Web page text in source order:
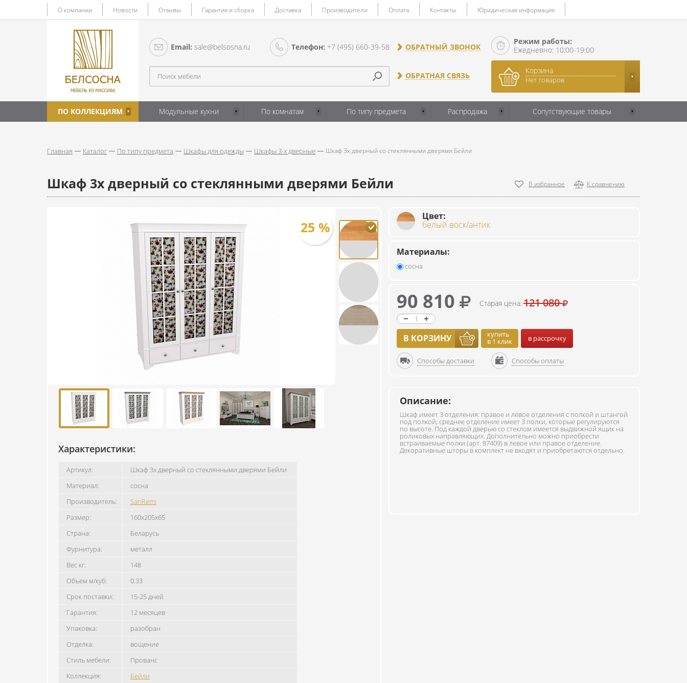
О компании Новости Отзывы Гарантия и сборка Доставка Производители Оплата Контакты Юридическая информация
Email: sale@belsosna.ru Телефон: +7 (495) 660-39-58 ОБРАТНЫЙ ЗВОНОК
ОБРАТНАЯ СВЯЗЬ
Режим работы:
Ежедневно: 10:00-19:00
Корзина
Нет товаров
ПО КОЛЛЕКЦИЯМ Модульные кухни По комнатам По типу предмета Распродажа Сопутствующие товары
Главная Каталог По типу предмета Шкафы для одежды Шкафы 3-х дверные Шкаф 3х дверный со стеклянными дверями Бейли
Шкаф 3х дверный со стеклянными дверями Бейли В избранное К сравнению
25 %
25 %
25 %
25 %
25 %
Характеристики:
Артикул:
Шкаф 3х дверный со стеклянными дверями Бейли
Материал:
сосна
Производитель:
SanRemi
Размер:
160x205x65
Страна:
Беларусь
Фурнитура:
металл
Вес кг:
148
Объем м/куб:
0.33
Срок поставки:
15-25 дней
Гарантия:
12 месяцев
Упаковка:
разобран
Отделка:
вощение
Стиль мебели:
Прованс
Коллекция:
Бейли
Цвет:
белый воск/антик
Материалы:
сосна
90 810 Старая цена: 121 080
В КОРЗИНУ купить
в 1 клик в рассрочку
Способы доставки Способы оплаты
Описание:
Шкаф имеет 3 отделения: правое и левое отделения с полкой и штангой
под полкой, среднее отделение имеет 3 полки, которые регулируются
по высоте. Под каждой дверью со стеклом имеется выдвижной ящик на
роликовых направляющих. Дополнительно можно приобрести
встраиваемые полки (арт. 87409) в левое или правое отделение.
Декоративные шторы в комплект не входят и приобретаются отдельно.